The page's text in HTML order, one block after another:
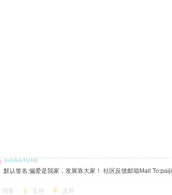
默认签名:偏爱是我家，发展靠大家！ 社区反馈邮箱Mail
回复 支持 反对